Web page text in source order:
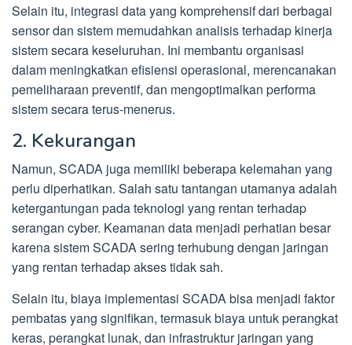
Selain itu, integrasi data yang komprehensif dari berbagai
sensor dan sistem memudahkan analisis terhadap kinerja
sistem secara keseluruhan. Ini membantu organisasi
dalam meningkatkan efisiensi operasional, merencanakan
pemeliharaan preventif, dan mengoptimalkan performa
sistem secara terus-menerus.
2. Kekurangan
Namun, SCADA juga memiliki beberapa kelemahan yang
perlu diperhatikan. Salah satu tantangan utamanya adalah
ketergantungan pada teknologi yang rentan terhadap
serangan cyber. Keamanan data menjadi perhatian besar
karena sistem SCADA sering terhubung dengan jaringan
yang rentan terhadap akses tidak sah.
Selain itu, biaya implementasi SCADA bisa menjadi faktor
pembatas yang signifikan, termasuk biaya untuk perangkat
keras, perangkat lunak, dan infrastruktur jaringan yang